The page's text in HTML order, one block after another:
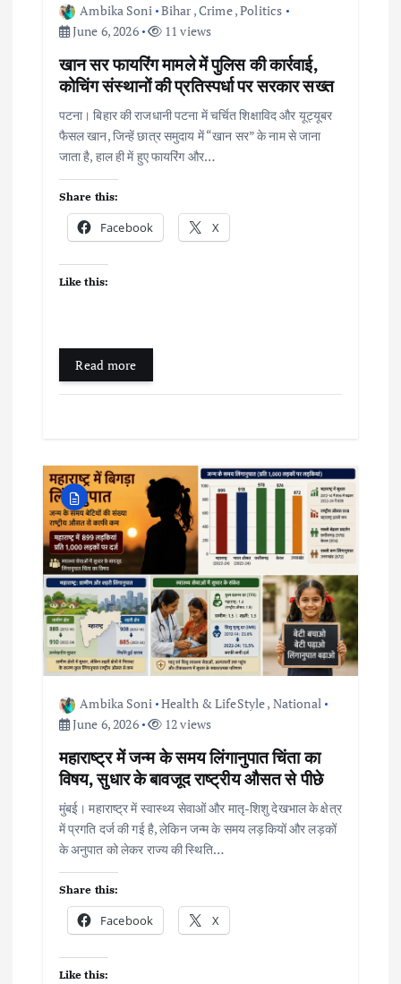
Ambika Soni Bihar,Crime,Politics
June 6, 2026
11 views
खान सर फायरिंग मामले में पुलिस की कार्रवाई,
कोचिंग संस्थानों की प्रतिस्पर्धा पर सरकार सख्त
पटना। बिहार की राजधानी पटना में चर्चित शिक्षाविद और यूट्यूबर
फैसल खान, जिन्हें छात्र समुदाय में “खान सर” के नाम से जाना
जाता है, हाल ही में हुए फायरिंग और…
Share this:
Facebook X
Like this:
Read more
Ambika Soni Health & LifeStyle, National
June 6, 2026
12 views
महाराष्ट्र में जन्म के समय लिंगानुपात चिंता का
विषय, सुधार के बावजूद राष्ट्रीय औसत से पीछे
मुंबई। महाराष्ट्र में स्वास्थ्य सेवाओं और मातृ-शिशु देखभाल के क्षेत्र
में प्रगति दर्ज की गई है, लेकिन जन्म के समय लड़कियों और लड़कों
के अनुपात को लेकर राज्य की स्थिति…
Share this:
Facebook X
Like this: